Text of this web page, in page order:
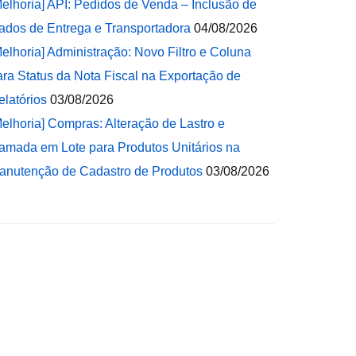
API: Pedidos de Venda – Inclusão de
de Entrega e Transportadora 04/08/2026
Administração: Novo Filtro e Coluna
Status da Nota Fiscal na Exportação de
03/08/2026
Compras: Alteração de Lastro e
em Lote para Produtos Unitários na
de Cadastro de Produtos 03/08/2026